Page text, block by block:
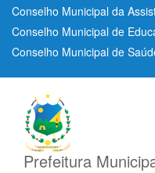
Conselho Municipal da
Conselho Municipal de
Conselho Municipal de
Prefeitura